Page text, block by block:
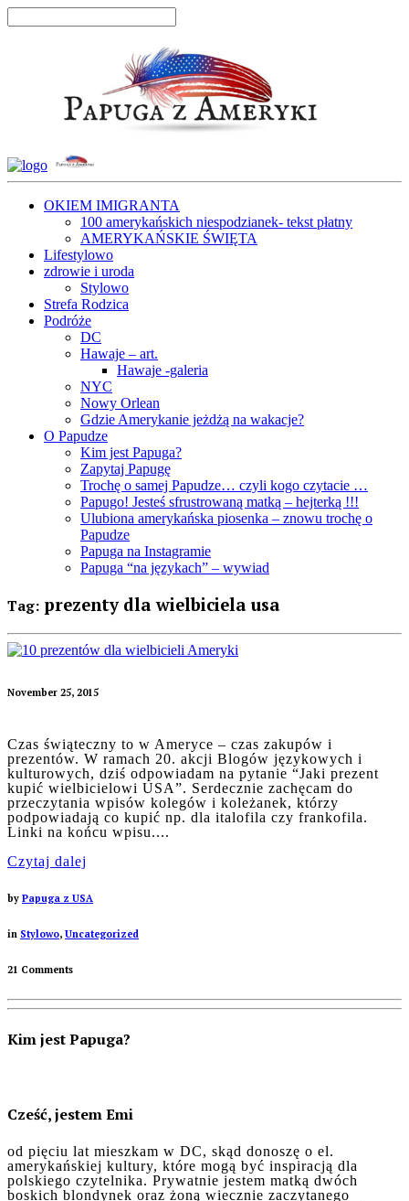
OKIEM IMIGRANTA
100 amerykańskich niespodzianek- tekst płatny
AMERYKAŃSKIE ŚWIĘTA
Lifestylowo
zdrowie i uroda
Stylowo
Strefa Rodzica
Podróże
DC
Hawaje – art.
Hawaje -galeria
NYC
Nowy Orlean
Gdzie Amerykanie jeżdżą na wakacje?
O Papudze
Kim jest Papuga?
Zapytaj Papugę
Trochę o samej Papudze… czyli kogo czytacie …
Papugo! Jesteś sfrustrowaną matką – hejterką !!!
Ulubiona amerykańska piosenka – znowu trochę o
Papudze
Papuga na Instagramie
Papuga “na językach” – wywiad
Tag: prezenty dla wielbiciela usa
November 25, 2015
Czas świąteczny to w Ameryce – czas zakupów i
prezentów. W ramach 20. akcji Blogów językowych i
kulturowych, dziś odpowiadam na pytanie “Jaki prezent
kupić wielbicielowi USA”. Serdecznie zachęcam do
przeczytania wpisów kolegów i koleżanek, którzy
podpowiadają co kupić np. dla italofila czy frankofila.
Linki na końcu wpisu....
Czytaj dalej
by Papuga z USA
in Stylowo, Uncategorized
21 Comments
Kim jest Papuga?
Cześć, jestem Emi
od pięciu lat mieszkam w DC, skąd donoszę o el.
amerykańskiej kultury, które mogą być inspiracją dla
polskiego czytelnika. Prywatnie jestem matką dwóch
boskich blondynek oraz żoną wiecznie zaczytanego